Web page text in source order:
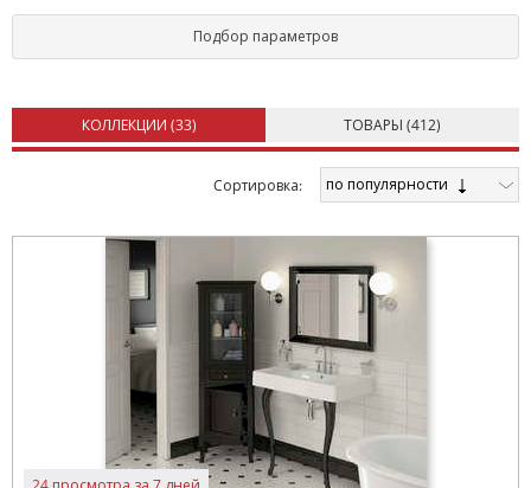
Подбор параметров
КОЛЛЕКЦИИ (33) ТОВАРЫ (412)
Cортировка: по популярности